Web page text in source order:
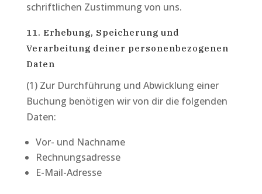
schriftlichen Zustimmung von uns.
11. Erhebung, Speicherung und
Verarbeitung deiner personenbezogenen
Daten
(1) Zur Durchführung und Abwicklung einer
Buchung benötigen wir von dir die folgenden
Daten:
Vor- und Nachname
Rechnungsadresse
E-Mail-Adresse